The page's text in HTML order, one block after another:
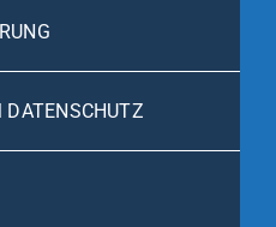
DATENSCHUTZ